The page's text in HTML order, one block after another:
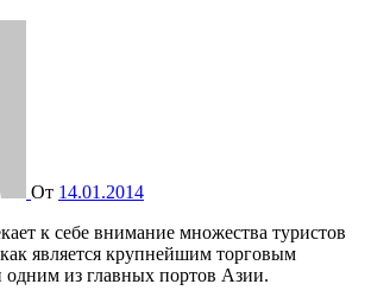
От 14.01.2014
является крупнейшим торговым
одним из главных портов Азии.